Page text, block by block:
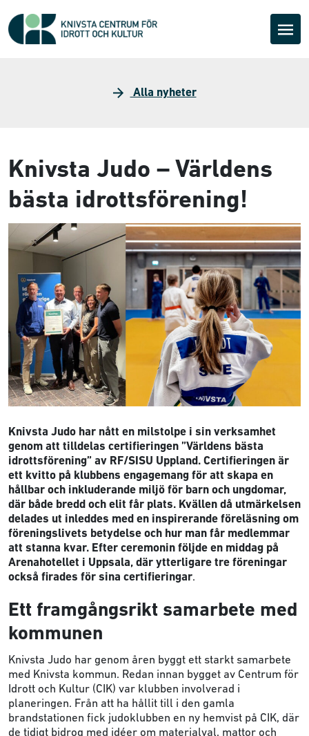
Alla nyheter
Knivsta Judo – Världens
bästa idrottsförening!
Knivsta Judo har nått en milstolpe i sin verksamhet
genom att tilldelas certifieringen ”Världens bästa
idrottsförening” av RF/SISU Uppland. Certifieringen är
ett kvitto på klubbens engagemang för att skapa en
hållbar och inkluderande miljö för barn och ungdomar,
där både bredd och elit får plats. Kvällen då utmärkelsen
delades ut inleddes med en inspirerande föreläsning om
föreningslivets betydelse och hur man får medlemmar
att stanna kvar. Efter ceremonin följde en middag på
Arenahotellet i Uppsala, där ytterligare tre föreningar
också firades för sina certifieringar.
Ett framgångsrikt samarbete med
kommunen
Knivsta Judo har genom åren byggt ett starkt samarbete
med Knivsta kommun. Redan innan bygget av Centrum för
Idrott och Kultur (CIK) var klubben involverad i
planeringen. Från att ha hållit till i den gamla
brandstationen fick judoklubben en ny hemvist på CIK, där
de tidigt bidrog med idéer om materialval, mattor och